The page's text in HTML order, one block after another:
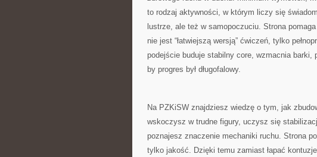
to rodzaj aktywności, w którym liczy się
lustrze, ale też w samopoczuciu. Strona
nie jest “łatwiejszą wersją” ćwiczeń, tylko
podejście buduje stabilny core, wzmacnia
by progres był długofalowy.
Na PZKiSW znajdziesz wiedzę o tym, jak
wskoczysz w trudne figury, uczysz się
poznajesz znaczenie mechaniki ruchu. Strona
tylko jakość. Dzięki temu zamiast łapać